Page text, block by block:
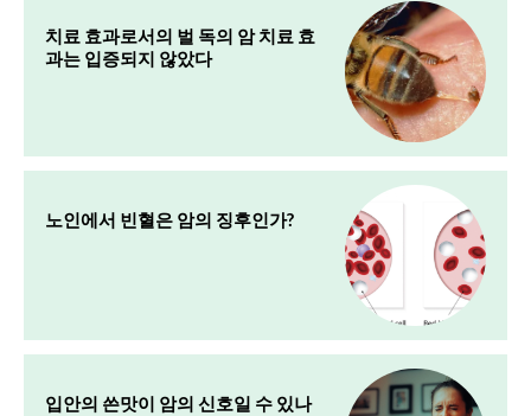
치료 효과로서의 벌 독의 암 치료 효
과는 입증되지 않았다
노인에서 빈혈은 암의 징후인가?
입안의 쓴맛이 암의 신호일 수 있나